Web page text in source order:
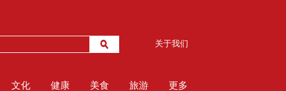
关于我们
文化 健康 美食 旅游 更多